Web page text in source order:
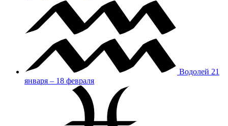
Водолей 21
января – 18 февраля